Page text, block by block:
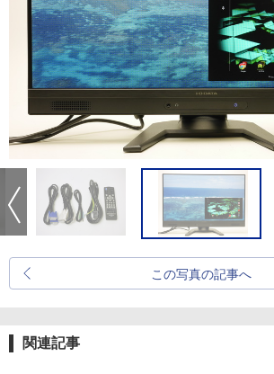
この写真の記事へ
関連記事